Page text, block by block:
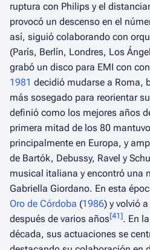
ruptura con Philips y el
provocó un descenso en el
así, siguió colaborando con
(París, Berlín, Londres, Los
grabó un disco para EMI con
1981 decidió mudarse a Roma,
más sosegado para reorientar
definió como los mejores años
primera mitad de los 80
principalmente en Europa, y
de Bartók, Debussy, Ravel y
musical italiana y encontró una
Gabriella Giordano. En esta
Oro de Córdoba (1986) y volvió
después de varios años[41]. En
década, sus actuaciones se